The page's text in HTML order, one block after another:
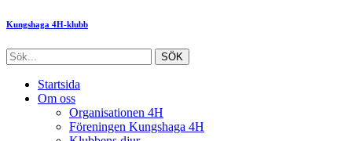
Kungshaga 4H-klubb
Startsida
Om oss
Organisationen 4H
Föreningen Kungshaga 4H